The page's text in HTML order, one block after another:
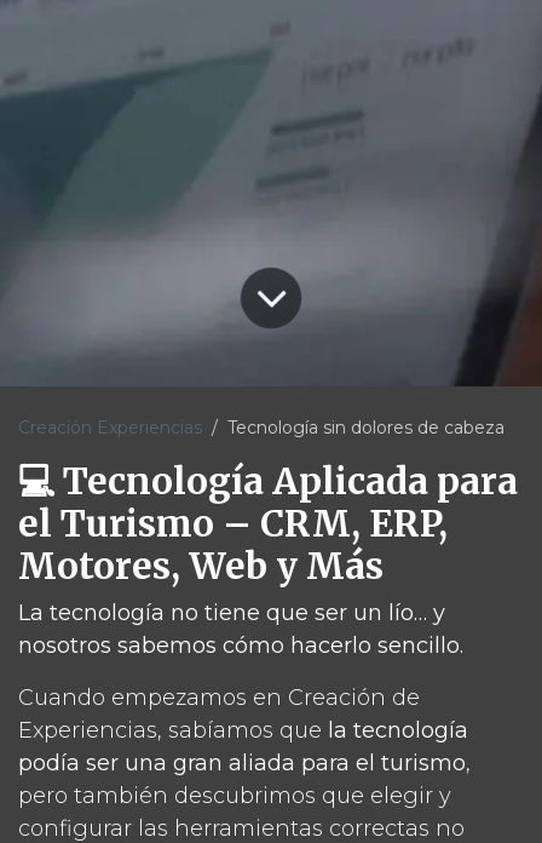
Creación Experiencias Tecnología sin dolores de cabeza
💻 Tecnología Aplicada para
el Turismo – CRM, ERP,
Motores, Web y Más
La tecnología no tiene que ser un lío… y
nosotros sabemos cómo hacerlo sencillo.
Cuando empezamos en Creación de
Experiencias, sabíamos que la tecnología
podía ser una gran aliada para el turismo,
pero también descubrimos que elegir y
configurar las herramientas correctas no